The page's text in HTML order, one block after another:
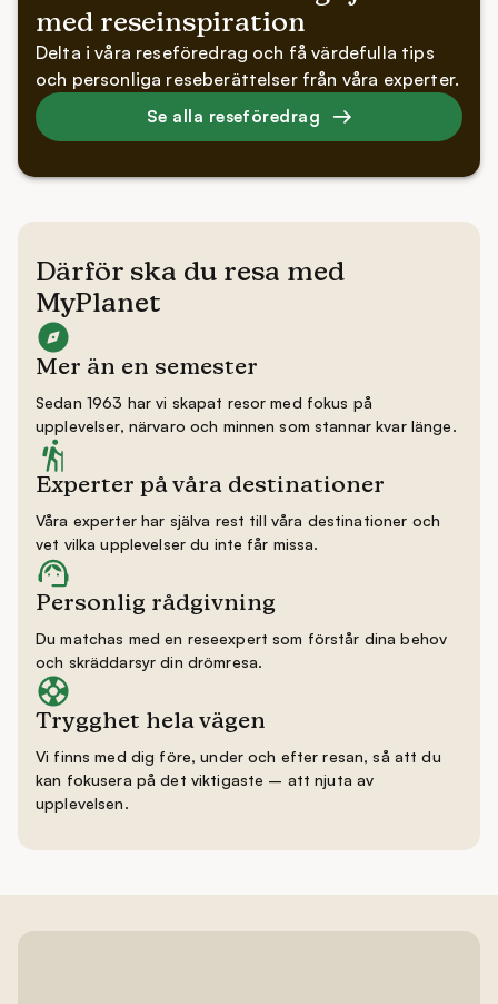
med reseinspiration
Delta i våra reseföredrag och få värdefulla tips
och personliga reseberättelser från våra experter.
Se alla reseföredrag
Därför ska du resa med
MyPlanet
Mer än en semester
Sedan 1963 har vi skapat resor med fokus på
upplevelser, närvaro och minnen som stannar kvar länge.
Experter på våra destinationer
Våra experter har själva rest till våra destinationer och
vet vilka upplevelser du inte får missa.
Personlig rådgivning
Du matchas med en reseexpert som förstår dina behov
och skräddarsyr din drömresa.
Trygghet hela vägen
Vi finns med dig före, under och efter resan, så att du
kan fokusera på det viktigaste – att njuta av
upplevelsen.